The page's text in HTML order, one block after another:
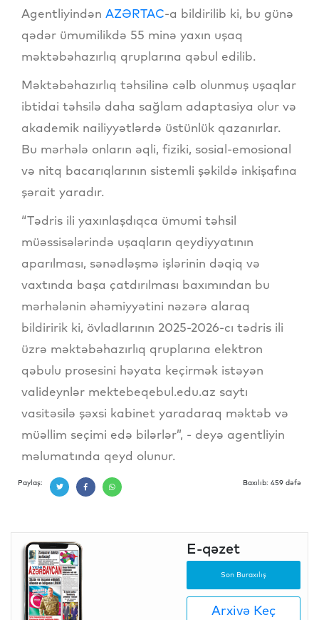
Agentliyindən AZƏRTAC-a bildirilib ki, bu günə
qədər ümumilikdə 55 minə yaxın uşaq
məktəbəhazırlıq qruplarına qəbul edilib.
Məktəbəhazırlıq təhsilinə cəlb olunmuş uşaqlar
ibtidai təhsilə daha sağlam adaptasiya olur və
akademik nailiyyətlərdə üstünlük qazanırlar.
Bu mərhələ onların əqli, fiziki, sosial-emosional
və nitq bacarıqlarının sistemli şəkildə inkişafına
şərait yaradır.
“Tədris ili yaxınlaşdıqca ümumi təhsil
müəssisələrində uşaqların qeydiyyatının
aparılması, sənədləşmə işlərinin dəqiq və
vaxtında başa çatdırılması baxımından bu
mərhələnin əhəmiyyətini nəzərə alaraq
bildiririk ki, övladlarının 2025-2026-cı tədris ili
üzrə məktəbəhazırlıq qruplarına elektron
qəbulu prosesini həyata keçirmək istəyən
valideynlər mektebeqebul.edu.az saytı
vasitəsilə şəxsi kabinet yaradaraq məktəb və
müəllim seçimi edə bilərlər”, - deyə agentliyin
məlumatında qeyd olunur.
Paylaş: Baxılıb: 459 dəfə
E-qəzet
Son Buraxılış
Arxivə Keç